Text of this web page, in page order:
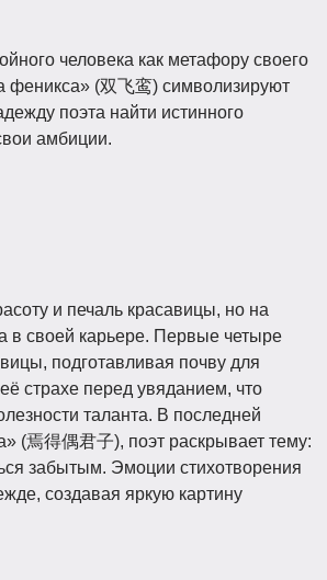
человека как метафору своего
феникса» (双飞鸾) символизируют
поэта найти истинного
амбиции.
и печаль красавицы, но на
в своей карьере. Первые четыре
подготавливая почву для
страхе перед увяданием, что
таланта. В последней
(焉得偶君子), поэт раскрывает тему:
забытым. Эмоции стихотворения
создавая яркую картину